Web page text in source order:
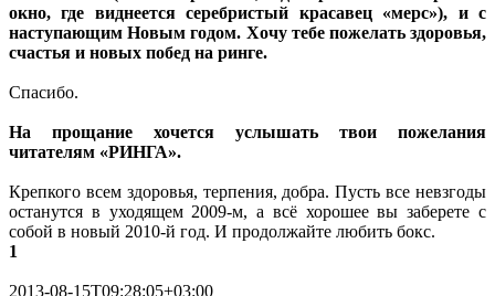
окно, где виднеется серебристый красавец «мерс»), и с
наступающим Новым годом. Хочу тебе пожелать здоровья,
счастья и новых побед на ринге.
Спасибо.
На прощание хочется услышать твои пожелания
читателям «РИНГА».
Крепкого всем здоровья, терпения, добра. Пусть все невзгоды
останутся в уходящем 2009-м, а всё хорошее вы заберете с
собой в новый 2010-й год. И продолжайте любить бокс.
1
2013-08-15T09:28:05+03:00